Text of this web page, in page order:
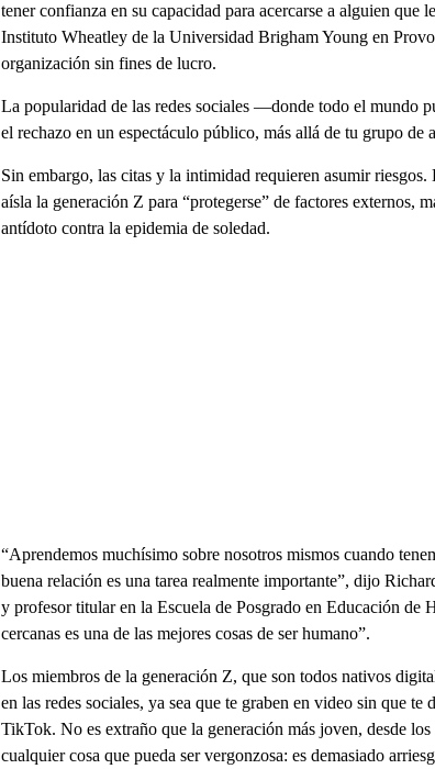
tener confianza en su capacidad para acercarse a alguien que
Instituto Wheatley de la Universidad Brigham Young en
organización sin fines de lucro.
La popularidad de las redes sociales —donde todo el mundo
el rechazo en un espectáculo público, más allá de tu grupo
Sin embargo, las citas y la intimidad requieren asumir
aísla la generación Z para “protegerse” de factores externos,
antídoto contra la epidemia de soledad.
“Aprendemos muchísimo sobre nosotros mismos cuando
buena relación es una tarea realmente importante”, dijo
y profesor titular en la Escuela de Posgrado en Educación de
cercanas es una de las mejores cosas de ser humano”.
Los miembros de la generación Z, que son todos nativos
en las redes sociales, ya sea que te graben en video sin que
TikTok. No es extraño que la generación más joven, desde
cualquier cosa que pueda ser vergonzosa: es demasiado